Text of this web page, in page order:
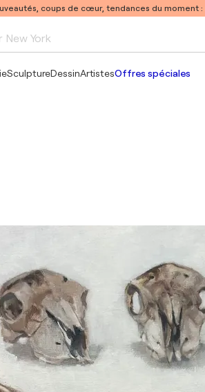
coups de cœur, tendances du moment :
New York
SculptureDessinArtistesOffres spéciales